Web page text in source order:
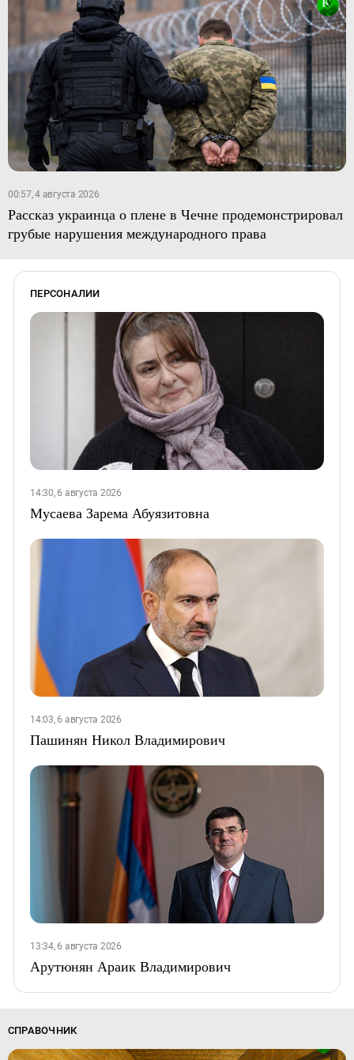
00:57, 4 августа 2026
Рассказ украинца о плене в Чечне продемонстрировал
грубые нарушения международного права
ПЕРСОНАЛИИ
14:30, 6 августа 2026
Мусаева Зарема Абуязитовна
14:03, 6 августа 2026
Пашинян Никол Владимирович
13:34, 6 августа 2026
Арутюнян Араик Владимирович
СПРАВОЧНИК